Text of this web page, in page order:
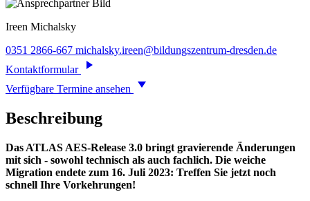
Ireen Michalsky
0351 2866-667 michalsky.ireen@bildungszentrum-dresden.de
Kontaktformular
Verfügbare Termine ansehen
Beschreibung
Das ATLAS AES-Release 3.0 bringt gravierende Änderungen
mit sich - sowohl technisch als auch fachlich. Die weiche
Migration endete zum 16. Juli 2023: Treffen Sie jetzt noch
schnell Ihre Vorkehrungen!